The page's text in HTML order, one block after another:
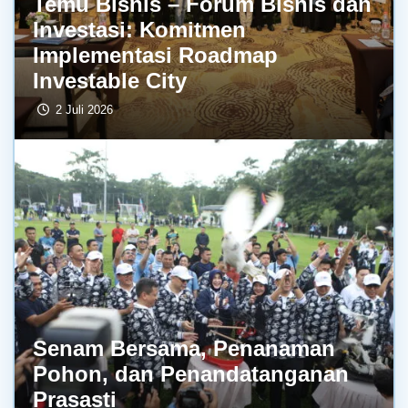
Investasi: Komitmen
Implementasi Roadmap
Investable City
2 Juli 2026
Senam Bersama, Penanaman
Pohon, dan Penandatanganan
Prasasti